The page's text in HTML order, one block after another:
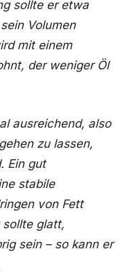
sollte er etwa
Volumen
mit einem
der weniger Öl
ausreichend, also
zu lassen,
Ein gut
stabile
von Fett
sollte glatt,
sein – so kann er